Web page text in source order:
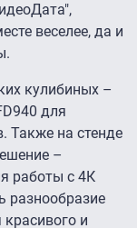
веселее, да и
кулибиных –
для
Также на стенде
–
работы с 4К
разнообразие
и